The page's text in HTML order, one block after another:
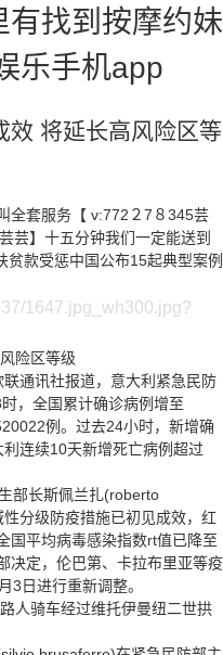
有找到按摩约妹
乐手机app
效 将延长高风险区等
全套服务【 v:772２7８345芸
芸】十五分钟我们一定能送到
款受惩中国公布15起典型案例
1647.jpg_wh300.jpg?
险区等级
通讯社报道，意大利紧急民防
，全国累计确诊病例增至
例。过去24小时，新增确
连续10天新增死亡病例超过
长斯佩兰扎(roberto
分级防疫措施已初见成效，红
国平均病毒感染指数rt值已降至
决定，伦巴第、卡拉布里亚等疫
3日进行重新调整。
人骑车经过维托伊曼纽二世拱